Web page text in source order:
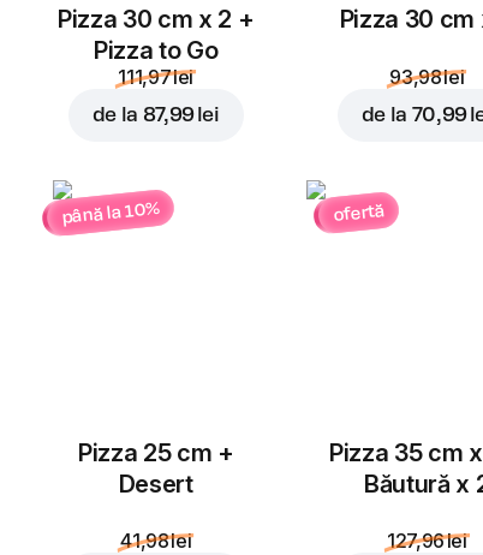
Pizza 30 cm x 2 +
Pizza to Go
111,97 lei
de la 87,99 lei
Pizza 30 cm
93,98 lei
de la 70,99
până la 10%
Pizza 25 cm +
Desert
41,98 lei
ofertă
Pizza 35 cm
Băutură x
127,96 lei